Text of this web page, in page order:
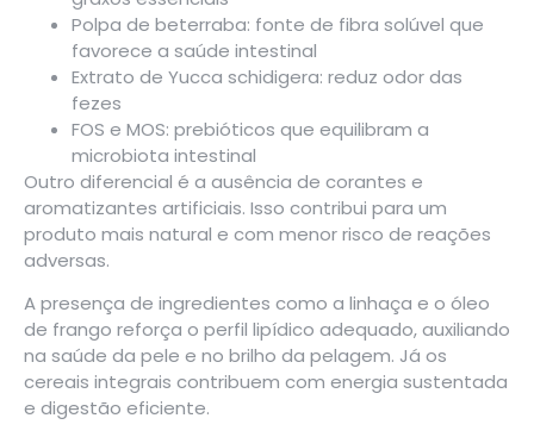
Polpa de beterraba: fonte de fibra solúvel que
favorece a saúde intestinal
Extrato de Yucca schidigera: reduz odor das
fezes
FOS e MOS: prebióticos que equilibram a
microbiota intestinal
Outro diferencial é a ausência de corantes e
aromatizantes artificiais. Isso contribui para um
produto mais natural e com menor risco de reações
adversas.
A presença de ingredientes como a linhaça e o óleo
de frango reforça o perfil lipídico adequado, auxiliando
na saúde da pele e no brilho da pelagem. Já os
cereais integrais contribuem com energia sustentada
e digestão eficiente.